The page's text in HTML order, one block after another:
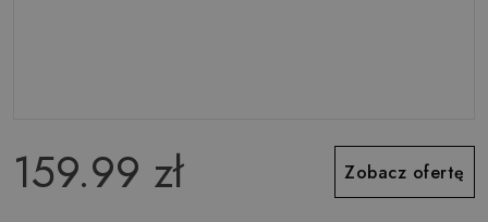
159.99 zł Zobacz ofertę